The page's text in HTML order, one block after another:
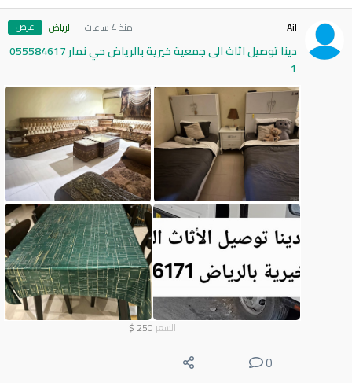
Ail منذ 4 ساعات الرياض عرض
دينا توصيل اثاث الى جمعية خيرية بالرياض حي نمار 055584617
1
السعر 250
$
0